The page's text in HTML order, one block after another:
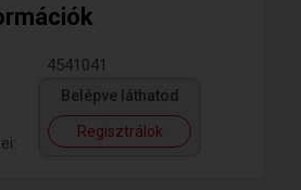
4541041
Belépve láthatod
Regisztrálok